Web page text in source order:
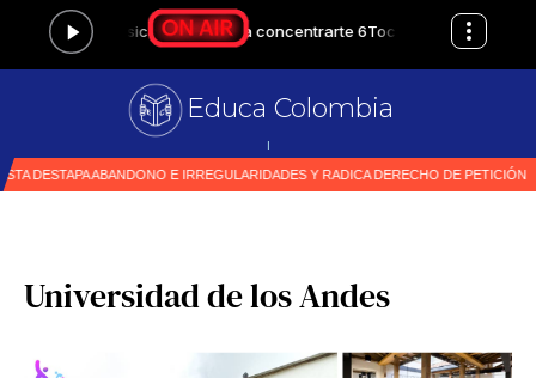
Educa Colombia
Primer medio
Universidad de los Andes